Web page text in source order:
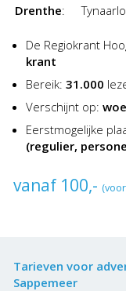
Drenthe: Tynaarlo
De Regiokrant
krant
Bereik: 31.000
Verschijnt op:
Eerstmogelijke
(regulier,
vanaf 100,-
Tarieven voor
Sappemeer